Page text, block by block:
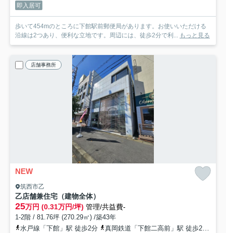
即入居可
歩いて454mのところに下館駅前郵便局があります。お使いいただける
沿線は2つあり、便利な立地です。周辺には、徒歩2分で利... もっと見る
店舗事務所
NEW
筑西市乙
乙店舗兼住宅（建物全体）
25万円 (0.31万円/坪) 管理/共益費-
1-2階 / 81.76坪 (270.29㎡) /築43年
水戸線「下館」駅 徒歩2分
真岡鉄道「下館二高前」駅 徒歩29分